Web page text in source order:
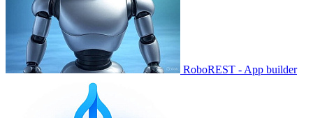
RoboREST - App builder